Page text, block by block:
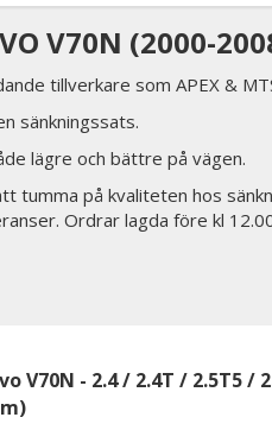
V70N (2000-
tillverkare som APEX &
sänkningssats.
lägre och bättre på vägen.
tumma på kvaliteten hos
Ordrar lagda före kl
V70N - 2.4 / 2.4T / 2.5T5 /